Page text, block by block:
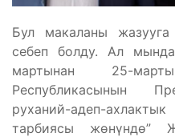
Бул макаланы
себеп болду. Ал
мартынан 25-
Республикасынын
руханий-адеп-
тарбиясы жөнүндө”